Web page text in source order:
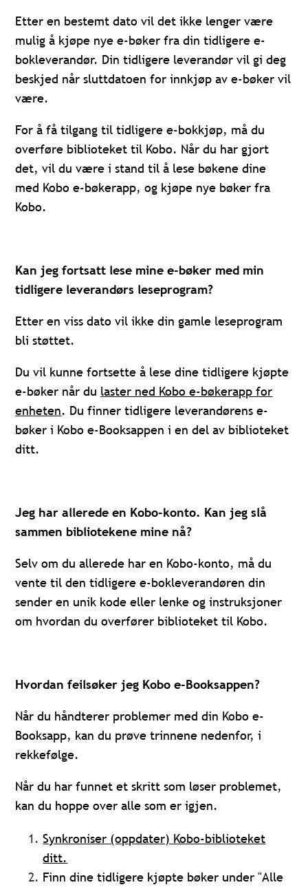
Etter en bestemt dato vil det ikke lenger være
mulig å kjøpe nye e-bøker fra din tidligere e-
bokleverandør. Din tidligere leverandør vil gi deg
beskjed når sluttdatoen for innkjøp av e-bøker vil
være.
For å få tilgang til tidligere e-bokkjøp, må du
overføre biblioteket til Kobo. Når du har gjort
det, vil du være i stand til å lese bøkene dine
med Kobo e-bøkerapp, og kjøpe nye bøker fra
Kobo.
Kan jeg fortsatt lese mine e-bøker med min
tidligere leverandørs leseprogram?
Etter en viss dato vil ikke din gamle leseprogram
bli støttet.
Du vil kunne fortsette å lese dine tidligere kjøpte
e-bøker når du laster ned Kobo e-bøkerapp for
enheten. Du finner tidligere leverandørens e-
bøker i Kobo e-Booksappen i en del av biblioteket
ditt.
Jeg har allerede en Kobo-konto. Kan jeg slå
sammen bibliotekene mine nå?
Selv om du allerede har en Kobo-konto, må du
vente til den tidligere e-bokleverandøren din
sender en unik kode eller lenke og instruksjoner
om hvordan du overfører biblioteket til Kobo.
Hvordan feilsøker jeg Kobo e-Booksappen?
Når du håndterer problemer med din Kobo e-
Booksapp, kan du prøve trinnene nedenfor, i
rekkefølge.
Når du har funnet et skritt som løser problemet,
kan du hoppe over alle som er igjen.
Synkroniser (oppdater) Kobo-biblioteket
ditt.
Finn dine tidligere kjøpte bøker under "Alle